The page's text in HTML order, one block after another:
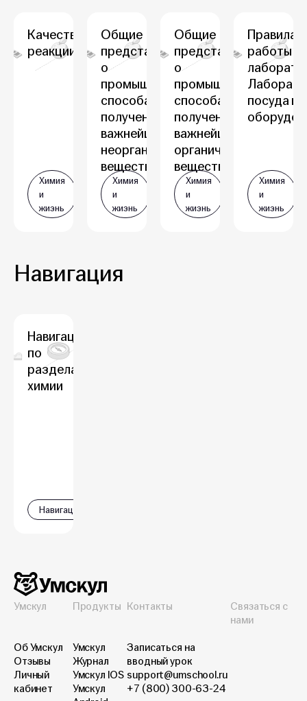
Качественные
реакции
Химия
и
жизнь
Общие
представления
о
промышленных
способах
получения
важнейших
неорганических
веществ. Ч…
Химия
и
жизнь
Общие
представления
о
промышленных
способах
получения
важнейших
органических
веществ. Час…
Химия
и
жизнь
Правила
работы в
посуда и
Химия
и
жизнь
Навигация
Навигация
по
разделам
химии
Навигация
Умскул
Об Умскул
Отзывы
Личный
кабинет
Продукты
Умскул
Журнал
Умскул IOS
Умскул
Контакты
Записаться на
вводный урок
support@umschool.ru
+7 (800) 300-63-24
Связаться с
нами